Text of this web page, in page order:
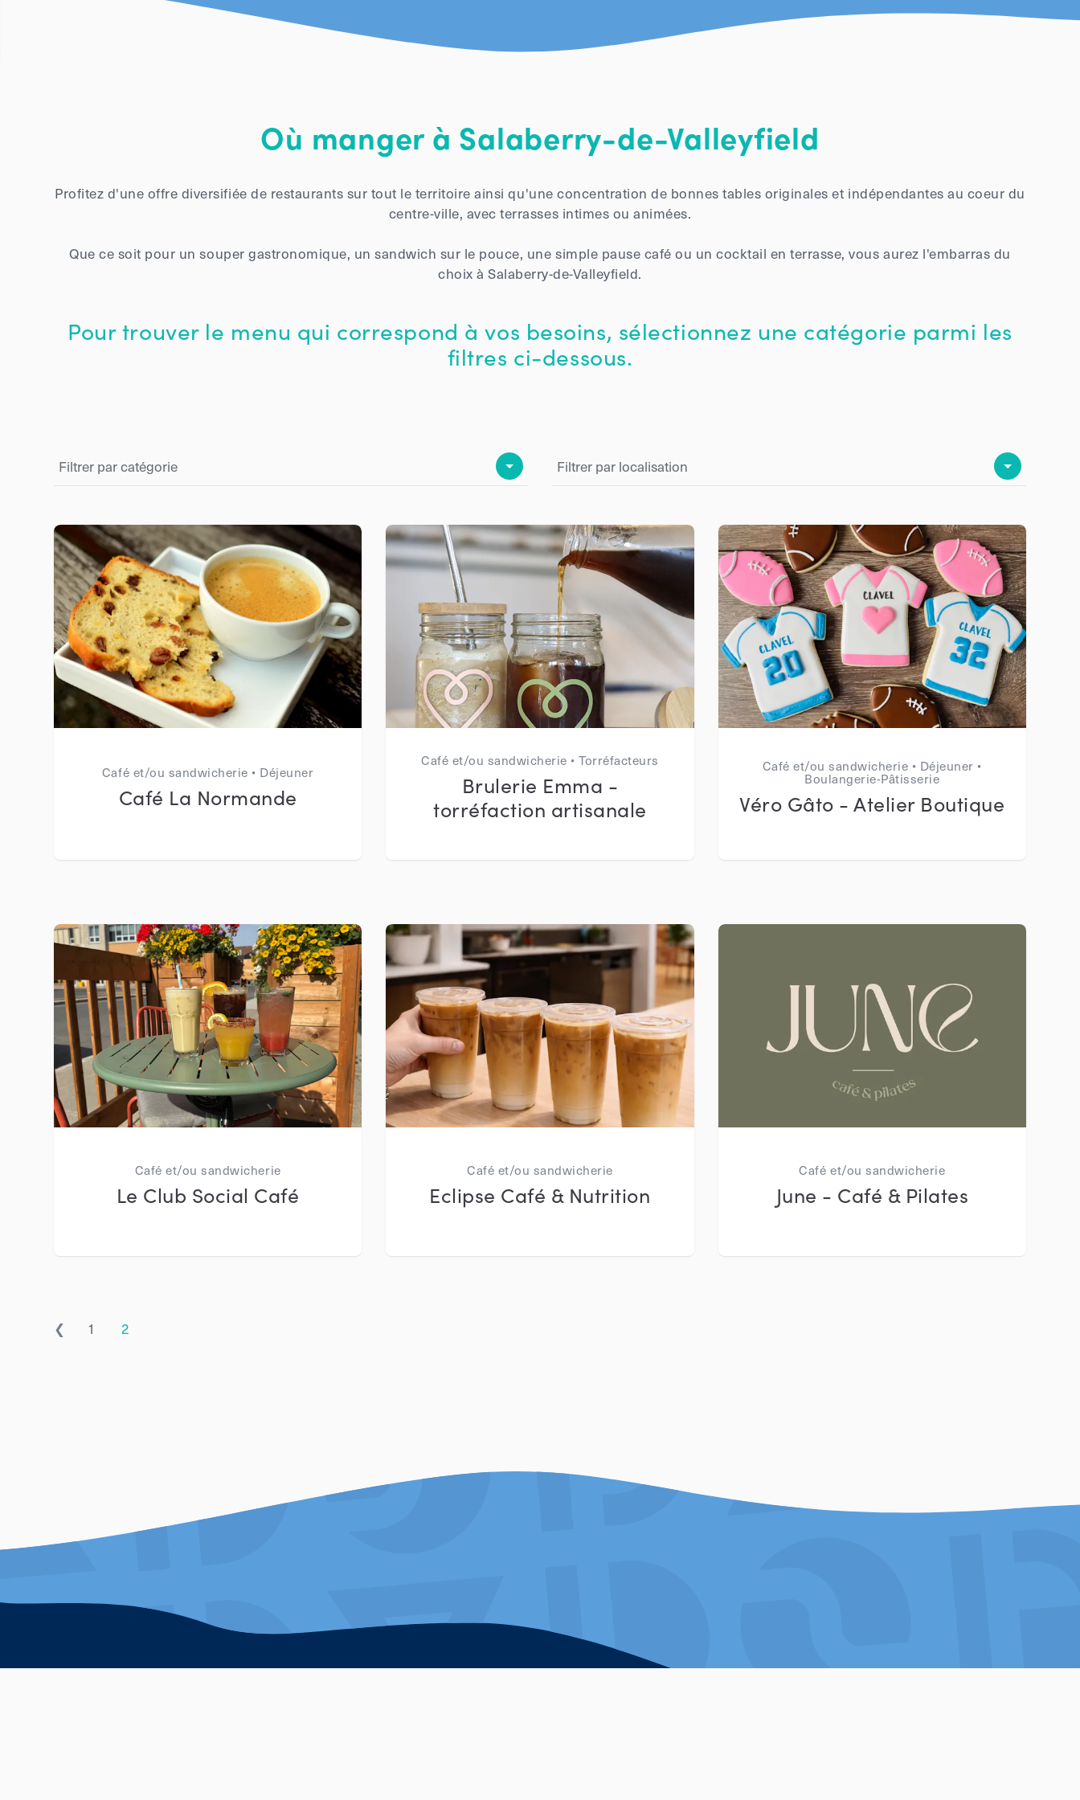
Où manger à Salaberry-de-Valleyfield
Profitez d'une offre diversifiée de restaurants sur tout le territoire ainsi qu'une concentration de bonnes tables originales et indépendantes au coeur du
centre-ville, avec terrasses intimes ou animées.
Que ce soit pour un souper gastronomique, un sandwich sur le pouce, une simple pause café ou un cocktail en terrasse, vous aurez l'embarras du
choix à Salaberry-de-Valleyfield.
Pour trouver le menu qui correspond à vos besoins, sélectionnez une catégorie parmi les
filtres ci-dessous.
Filtrer par catégorie Filtrer par localisation
Café et/ou sandwicherie • Déjeuner
Café La Normande
Café et/ou sandwicherie • Torréfacteurs
Brulerie Emma -
torréfaction artisanale
Café et/ou sandwicherie • Déjeuner •
Boulangerie-Pâtisserie
Véro Gâto - Atelier Boutique
Café et/ou sandwicherie
Le Club Social Café
Café et/ou sandwicherie
Eclipse Café & Nutrition
Café et/ou sandwicherie
June - Café & Pilates
❮ 1 2